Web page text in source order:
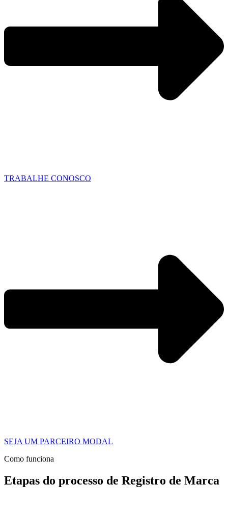
TRABALHE CONOSCO
SEJA UM PARCEIRO MODAL
Como funciona
Etapas do processo de Registro de Marca